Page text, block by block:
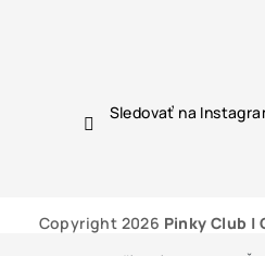
Sledovať na
Copyright 2026 Pinky Club |
práva